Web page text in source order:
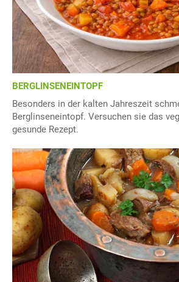
BERGLINSENEINTOPF
Besonders in der kalten Jahreszeit
Berglinseneintopf. Versuchen sie das
gesunde Rezept.